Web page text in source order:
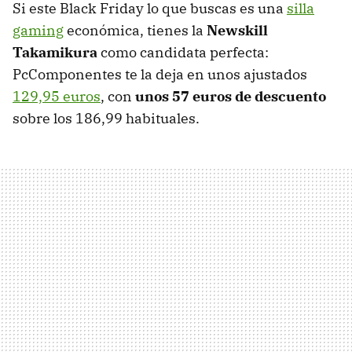
Si este Black Friday lo que buscas es una silla
gamingeconómica, tienes la Newskill
Takamikuracomo candidata perfecta:
PcComponentes te la deja en unos ajustados
129,95 euros, con unos 57 euros de descuento
sobre los 186,99 habituales.